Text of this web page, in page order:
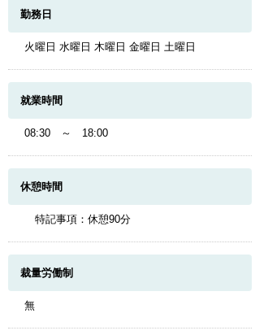
勤務日
火曜日 水曜日 木曜日 金曜日 土曜日
就業時間
08:30 ～ 18:00
休憩時間
特記事項：休憩90分
裁量労働制
無